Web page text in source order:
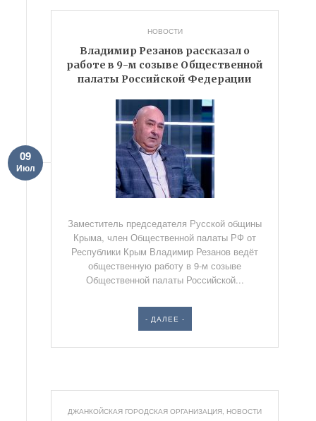
НОВОСТИ
Владимир Резанов рассказал о
работе в 9-м созыве Общественной
палаты Российской Федерации
09
Июл
Заместитель председателя Русской общины
Крыма, член Общественной палаты РФ от
Республики Крым Владимир Резанов ведёт
общественную работу в 9-м созыве
Общественной палаты Российской...
- ДАЛЕЕ -
ДЖАНКОЙСКАЯ ГОРОДСКАЯ ОРГАНИЗАЦИЯ, НОВОСТИ